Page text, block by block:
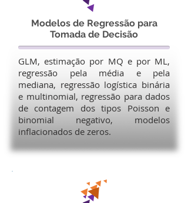
Modelos de Regressão para
Tomada de Decisão
GLM, estimação por MQ e por ML,
regressão pela média e pela
mediana, regressão logística binária
e multinomial, regressão para dados
de contagem dos tipos Poisson e
binomial negativo, modelos
inflacionados de zeros.